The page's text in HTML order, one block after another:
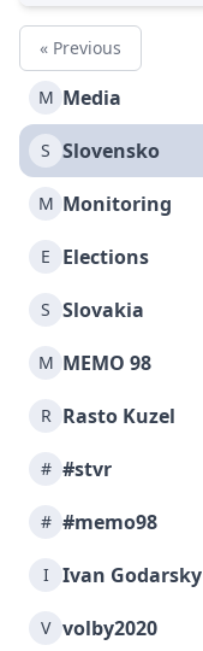
M Media
S Slovensko
M Monitoring
E Elections
S Slovakia
M MEMO 98
R Rasto Kuzel
# #stvr
# #memo98
I Ivan Godarsky
V volby2020
« Previous